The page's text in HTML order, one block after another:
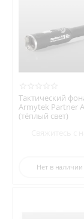
Тактический
Armytek Partner
(тёплый свет)
Нет в наличии